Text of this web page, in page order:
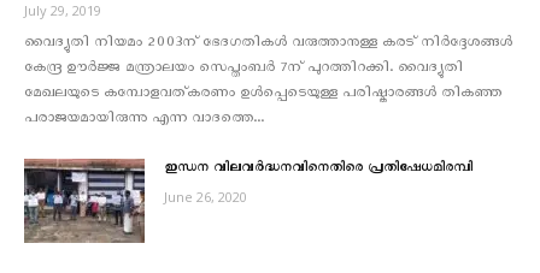
July 29, 2019
വൈദ്യുതി നിയമം 2003ന് ഭേദഗതികൾ വരുത്താനുള്ള കരട് നിർദ്ദേശങ്ങൾ
കേന്ദ്ര ഊർജ്ജ മന്ത്രാലയം സെപ്തംബർ 7ന് പുറത്തിറക്കി. വൈദ്യുതി
മേഖലയുടെ കമ്പോളവത്കരണം ഉൾപ്പെടെയുള്ള പരിഷ്കാരങ്ങൾ തികഞ്ഞ
പരാജയമായിരുന്നു എന്ന വാദത്തെ...
ഇന്ധന വിലവര്‍ദ്ധനവിനെതിരെ പ്രതിഷേധമിരമ്പി
June 26, 2020